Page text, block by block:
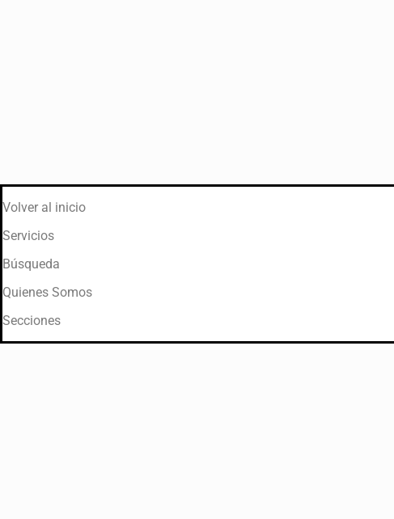
Volver al inicio
Servicios
Búsqueda
Quienes Somos
Secciones